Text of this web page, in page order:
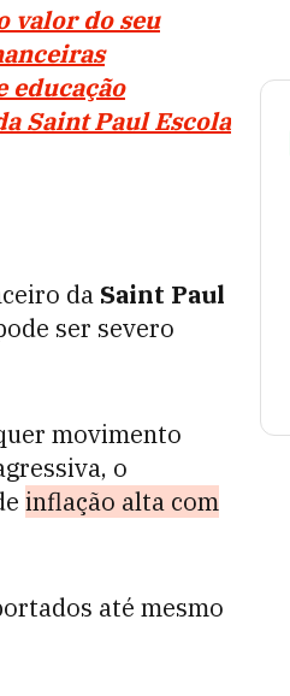
valor do seu
educação
Saint Paul Escola
da Saint Paul
ser severo
movimento
o
inflação alta com
até mesmo